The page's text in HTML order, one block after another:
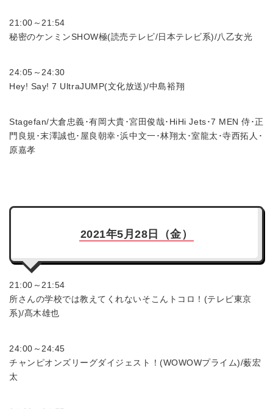
21:00～21:54
秘密のケンミンSHOW極(読売テレビ/日本テレビ系)/八乙女光
24:05～24:30
Hey! Say! 7 UltraJUMP(文化放送)/中島裕翔
Stagefan/大倉忠義･有岡大貴･宮田俊哉･HiHi Jets･7 MEN 侍･正
門良規･末澤誠也･屋良朝幸･浜中文一･林翔太･室龍太･寺西拓人･
原嘉孝
2021年5月28日（金）
21:00～21:54
所さんの学校では教えてくれないそこんトコロ！(テレビ東京
系)/髙木雄也
24:00～24:45
チャンピオンズリーグダイジェスト！(WOWOWプライム)/薮宏
太